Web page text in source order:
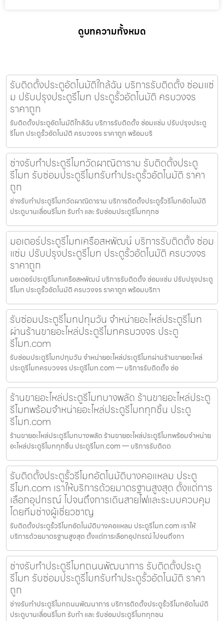
ดูบทความทั้งหมด
รับติดตั้งประตูอัตโนมัติใกล้ฉัน บริการรับติดตั้ง ซ่อมแซ่
ม ปรับปรุงประตูรีโมท ประตูรั้วอัตโนมัติ ครบวงจร
ราคาถูก
รับติดตั้งประตูอัตโนมัติใกล้ฉัน บริการรับติดตั้ง ซ่อมแซ่ม ปรับปรุงประตู
รีโมท ประตูรั้วอัตโนมัติ ครบวงจร ราคาถูก พร้อมบริ
ช่างรับทำประตูรีโมทวัดผาณิตาราม รับติดตั้งประตู
รีโมท รับซ่อมประตูรีโมทรับทำประตูรั้วอัตโนมัติ ราคา
ถูก
ช่างรับทำประตูรีโมทวัดผาณิตาราม บริการติดตั้งประตูรั้วรีโมทอัตโนมัติ
ประตูบานเลื่อนรีโมท รับทำ และ รับซ่อมประตูรีโมททุกช
มอเตอร์ประตูรีโมทเครือสหพัฒน์ บริการรับติดตั้ง ซ่อม
แซ่ม ปรับปรุงประตูรีโมท ประตูรั้วอัตโนมัติ ครบวงจร
ราคาถูก
มอเตอร์ประตูรีโมทเครือสหพัฒน์ บริการรับติดตั้ง ซ่อมแซ่ม ปรับปรุงประตู
รีโมท ประตูรั้วอัตโนมัติ ครบวงจร ราคาถูก พร้อมบริกา
รับซ่อมประตูรีโมทปทุมวัน จำหน่ายอะไหล่ประตูรีโมท
ผ่านร้านขายอะไหล่ประตูรีโมทครบวงจร ประตู
รีโมท.com
รับซ่อมประตูรีโมทปทุมวัน จำหน่ายอะไหล่ประตูรีโมทผ่านร้านขายอะไหล่
ประตูรีโมทครบวงจร ประตูรีโมท.com — บริการรับติดตั้ง ซ่อ
ร้านขายอะไหล่ประตูรีโมทบางพลัด ร้านขายอะไหล่ประตู
รีโมทพร้อมจำหน่ายอะไหล่ประตูรีโมททุกชิ้น ประตู
รีโมท.com
ร้านขายอะไหล่ประตูรีโมทบางพลัด ร้านขายอะไหล่ประตูรีโมทพร้อมจำหน่าย
อะไหล่ประตูรีโมททุกชิ้น ประตูรีโมท.com — บริการรับติดต
รับติดตั้งประตูรั้วรีโมทอัตโนมัติบางคอแหลม ประตู
รีโมท.com เราให้บริการด้วยมาตรฐานสูงสุด ตั้งแต่การ
เลือกอุปกรณ์ ไปจนถึงการเดินสายไฟและระบบควบคุม
โดยทีมช่างผู้เชี่ยวชาญ
รับติดตั้งประตูรั้วรีโมทอัตโนมัติบางคอแหลม ประตูรีโมท.com เราให้
บริการด้วยมาตรฐานสูงสุด ตั้งแต่การเลือกอุปกรณ์ ไปจนถึงกา
ช่างรับทำประตูรีโมทถนนพัฒนาการ รับติดตั้งประตู
รีโมท รับซ่อมประตูรีโมทรับทำประตูรั้วอัตโนมัติ ราคา
ถูก
ช่างรับทำประตูรีโมทถนนพัฒนาการ บริการติดตั้งประตูรั้วรีโมทอัตโนมัติ
ประตูบานเลื่อนรีโมท รับทำ และ รับซ่อมประตูรีโมททุกชน